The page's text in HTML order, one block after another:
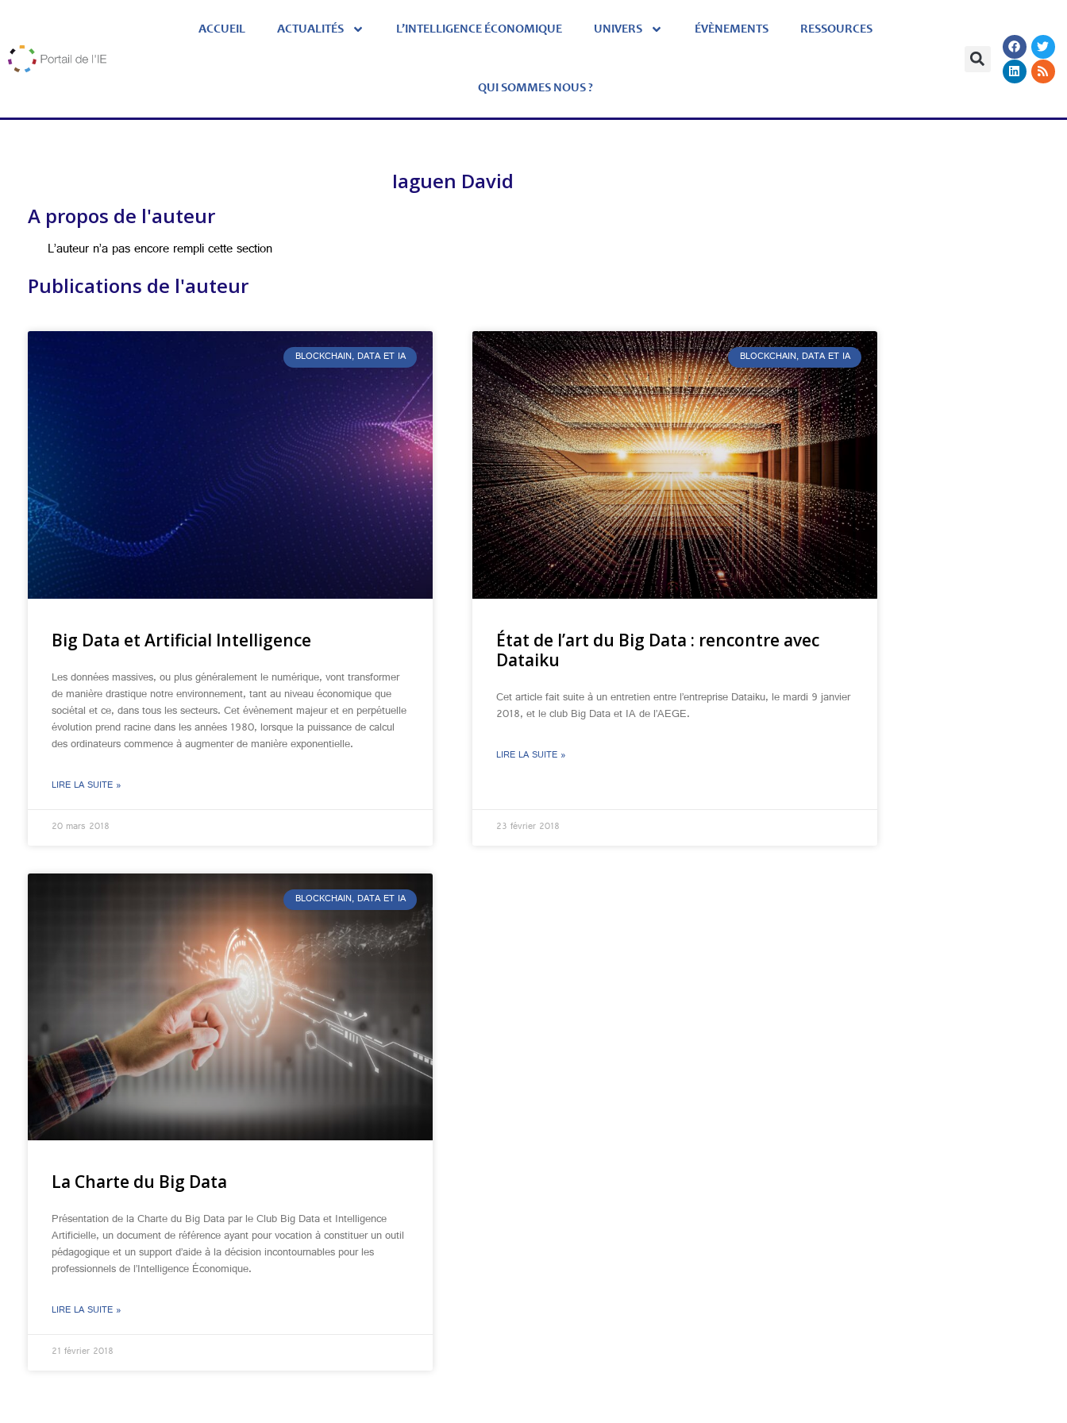
ACCUEIL ACTUALITÉS L’INTELLIGENCE ÉCONOMIQUE UNIVERS ÉVÈNEMENTS RESSOURCES
QUI SOMMES NOUS ?
Iaguen David
A propos de l'auteur
L’auteur n’a pas encore rempli cette section
Publications de l'auteur
BLOCKCHAIN, DATA ET IA
Big Data et Artificial Intelligence
Les données massives, ou plus généralement le numérique, vont transformer
de manière drastique notre environnement, tant au niveau économique que
sociétal et ce, dans tous les secteurs. Cet évènement majeur et en perpétuelle
évolution prend racine dans les années 1980, lorsque la puissance de calcul
des ordinateurs commence à augmenter de manière exponentielle.
LIRE LA SUITE »
20 mars 2018
BLOCKCHAIN, DATA ET IA
État de l’art du Big Data : rencontre avec
Dataiku
Cet article fait suite à un entretien entre l’entreprise Dataiku, le mardi 9 janvier
2018, et le club Big Data et IA de l’AEGE.
LIRE LA SUITE »
23 février 2018
BLOCKCHAIN, DATA ET IA
La Charte du Big Data
Présentation de la Charte du Big Data par le Club Big Data et Intelligence
Artificielle, un document de référence ayant pour vocation à constituer un outil
pédagogique et un support d’aide à la décision incontournables pour les
professionnels de l’Intelligence Économique.
LIRE LA SUITE »
21 février 2018